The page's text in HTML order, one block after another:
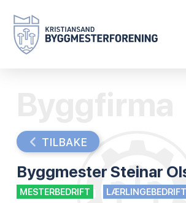
TILBAKE
Byggmester Steinar
MESTERBEDRIFT LÆRLINGEBEDRIFT